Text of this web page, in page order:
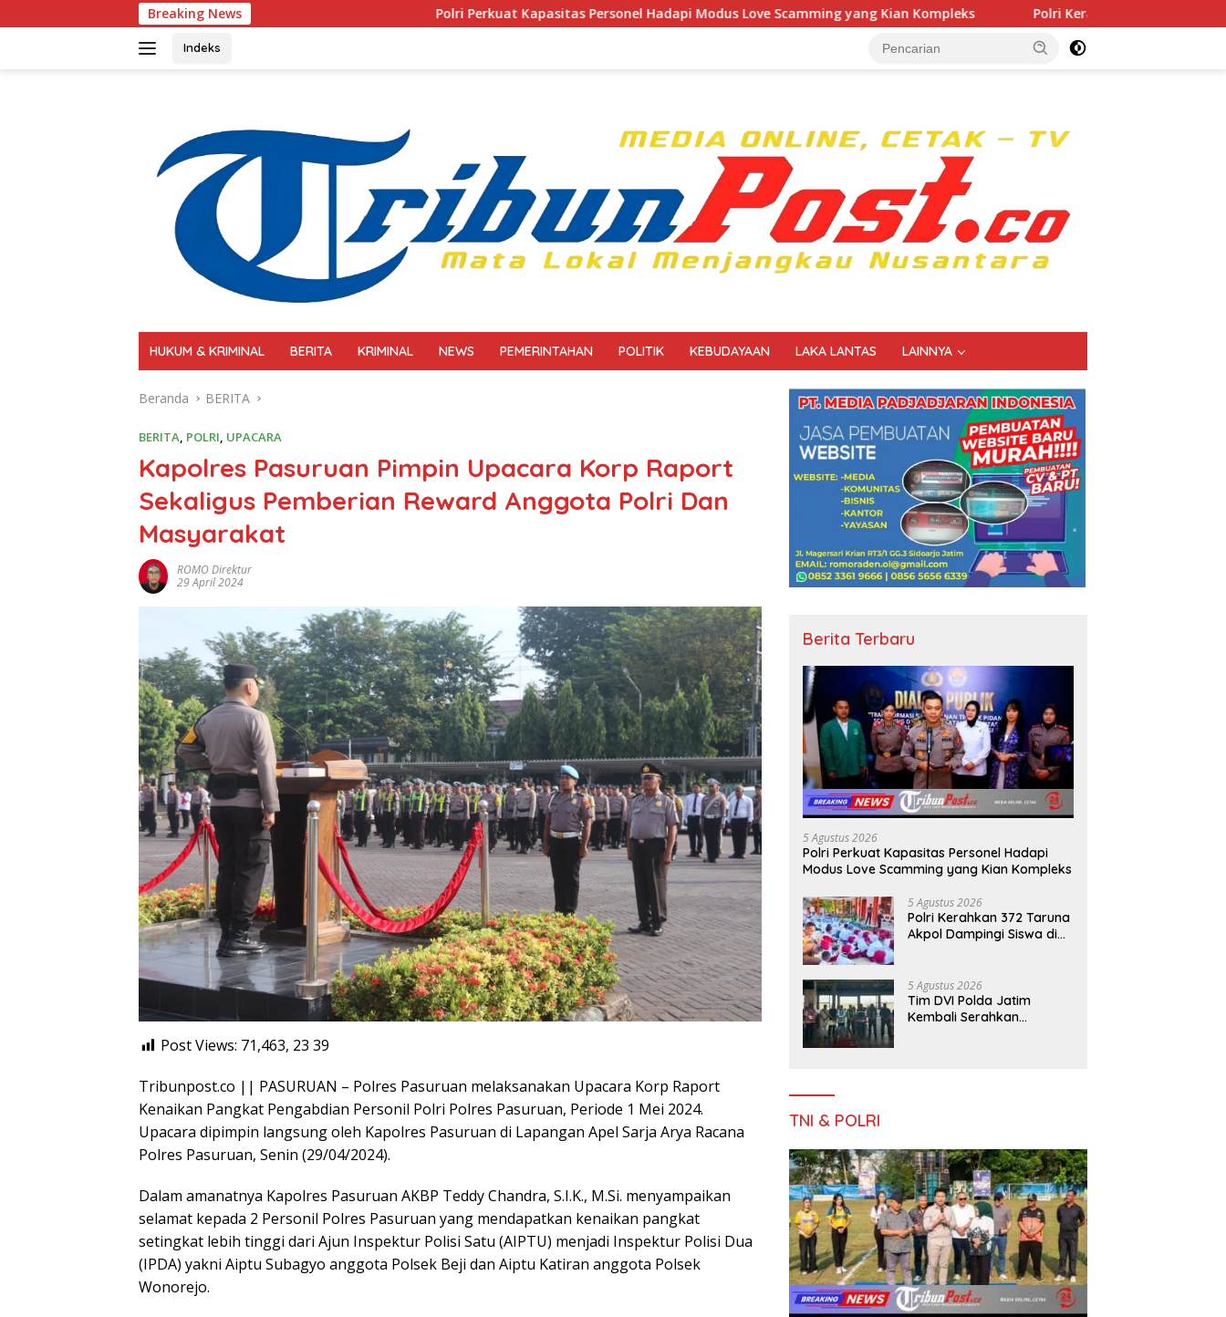
ke
Breaking News Polri Perkuat Kapasitas Personel Hadapi Modus Love Scamming yang Kian Kompleks Polri Kerahkan 372 Taruna Akpol Dampingi Siswa di
Indeks
HUKUM & KRIMINAL BERITA KRIMINAL NEWS PEMERINTAHAN POLITIK KEBUDAYAAN LAKA LANTAS LAINNYA
Beranda BERITA
BERITA, POLRI, UPACARA
Kapolres Pasuruan Pimpin Upacara Korp Raport
Sekaligus Pemberian Reward Anggota Polri Dan
Masyarakat
ROMO Direktur
29 April 2024
Post Views: 71,463, 23 39
Tribunpost.co || PASURUAN – Polres Pasuruan melaksanakan Upacara Korp Raport
Kenaikan Pangkat Pengabdian Personil Polri Polres Pasuruan, Periode 1 Mei 2024.
Upacara dipimpin langsung oleh Kapolres Pasuruan di Lapangan Apel Sarja Arya Racana
Polres Pasuruan, Senin (29/04/2024).
Dalam amanatnya Kapolres Pasuruan AKBP Teddy Chandra, S.I.K., M.Si. menyampaikan
selamat kepada 2 Personil Polres Pasuruan yang mendapatkan kenaikan pangkat
setingkat lebih tinggi dari Ajun Inspektur Polisi Satu (AIPTU) menjadi Inspektur Polisi Dua
(IPDA) yakni Aiptu Subagyo anggota Polsek Beji dan Aiptu Katiran anggota Polsek
Wonorejo.
Berita Terbaru
5 Agustus 2026
Polri Perkuat Kapasitas Personel Hadapi
Modus Love Scamming yang Kian Kompleks
5 Agustus 2026
Polri Kerahkan 372 Taruna
Akpol Dampingi Siswa di
TNI
5 Agustus 2026
Tim DVI Polda Jatim
Kembali Serahkan
TNI & POLRI